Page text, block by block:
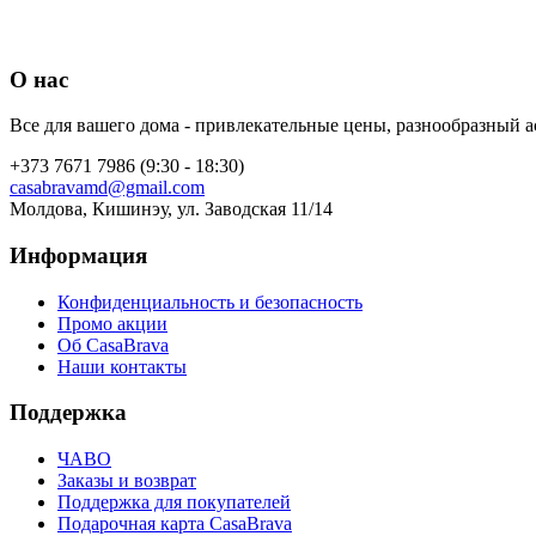
О нас
Все для вашего дома - привлекательные цены, разнообразный
+373 7671 7986 (9:30 - 18:30)
casabravamd@gmail.com
Молдова, Кишинэу, ул. Заводская 11/14
Информация
Конфиденциальность и безопасность
Промо акции
Об CasaBrava
Наши контакты
Поддержка
ЧАВО
Заказы и возврат
Поддержка для покупателей
Подарочная карта CasaBrava